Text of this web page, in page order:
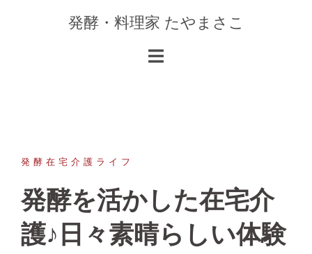
発酵・料理家 たやまさこ
発酵在宅介護ライフ
発酵を活かした在宅介
護♪日々素晴らしい体験